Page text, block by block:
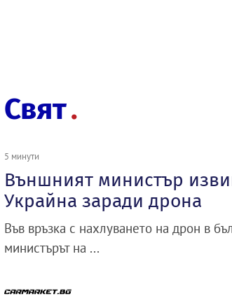
Свят
5 минути
Външният министър
Украйна заради дрона
Във връзка с нахлуването на дрон в
министърът на ...